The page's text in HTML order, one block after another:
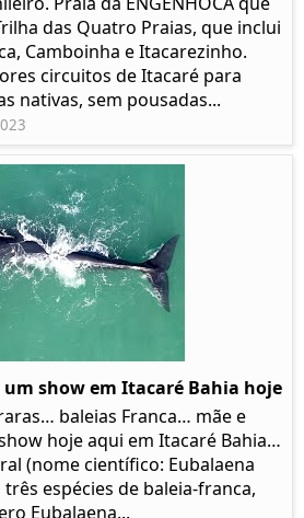
das Quatro Praias, que inclui
Camboinha e Itacarezinho.
circuitos de Itacaré para
nativas, sem pousadas...
um show em Itacaré Bahia hoje
baleias Franca… mãe e
hoje aqui em Itacaré Bahia…
(nome científico: Eubalaena
espécies de baleia-franca,
Eubalaena...